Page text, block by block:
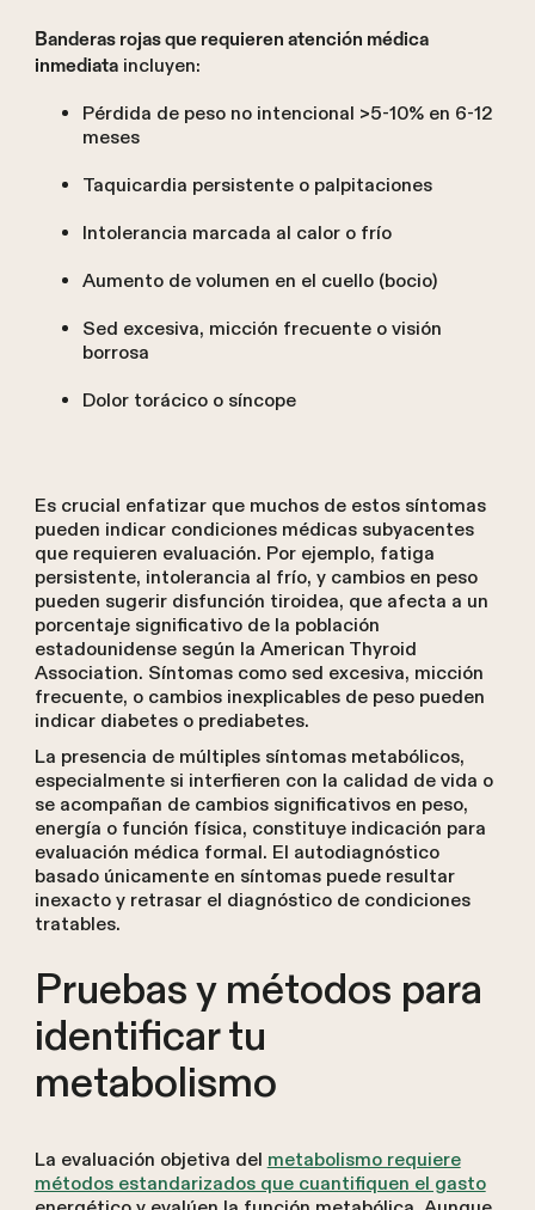
Banderas rojas que requieren atención médica
inmediataincluyen:
Pérdida de peso no intencional >5-10% en 6-12
meses
Taquicardia persistente o palpitaciones
Intolerancia marcada al calor o frío
Aumento de volumen en el cuello (bocio)
Sed excesiva, micción frecuente o visión
borrosa
Dolor torácico o síncope
Es crucial enfatizar que muchos de estos síntomas
pueden indicar condiciones médicas subyacentes
que requieren evaluación. Por ejemplo, fatiga
persistente, intolerancia al frío, y cambios en peso
pueden sugerir disfunción tiroidea, que afecta a un
porcentaje significativo de la población
estadounidense según la American Thyroid
Association. Síntomas como sed excesiva, micción
frecuente, o cambios inexplicables de peso pueden
indicar diabetes o prediabetes.
La presencia de múltiples síntomas metabólicos,
especialmente si interfieren con la calidad de vida o
se acompañan de cambios significativos en peso,
energía o función física, constituye indicación para
evaluación médica formal. El autodiagnóstico
basado únicamente en síntomas puede resultar
inexacto y retrasar el diagnóstico de condiciones
tratables.
Pruebas y métodos para
identificar tu
metabolismo
La evaluación objetiva del metabolismo requiere
métodos estandarizados que cuantifiquen el gasto